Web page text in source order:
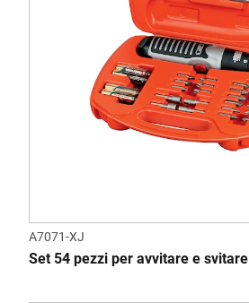
A7071-XJ
Set 54 pezzi per avvitare e svitare